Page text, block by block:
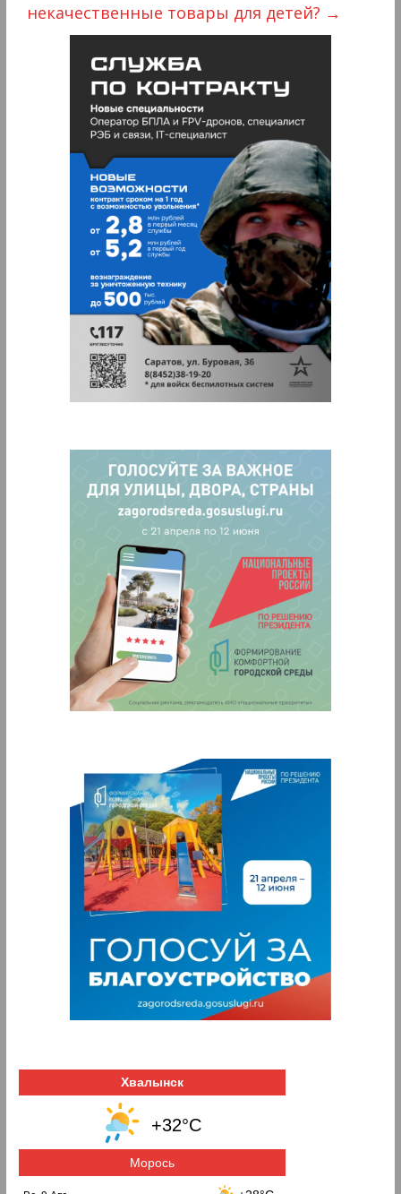
некачественные товары для детей? →
Хвалынск
+32°C
Морось